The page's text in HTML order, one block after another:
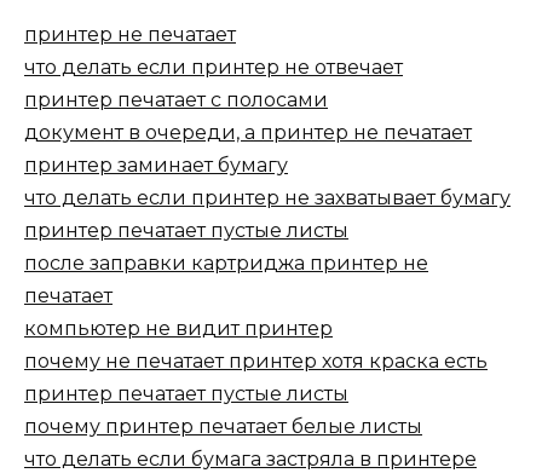
принтер не печатает
что делать если принтер не отвечает
принтер печатает с полосами
документ в очереди, а принтер не печатает
принтер заминает бумагу
что делать если принтер не захватывает бумагу
принтер печатает пустые листы
после заправки картриджа принтер не
печатает
компьютер не видит принтер
почему не печатает принтер хотя краска есть
принтер печатает пустые листы
почему принтер печатает белые листы
что делать если бумага застряла в принтере